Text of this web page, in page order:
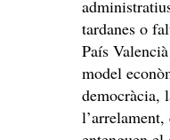
tardanes o
País
model
democràcia,